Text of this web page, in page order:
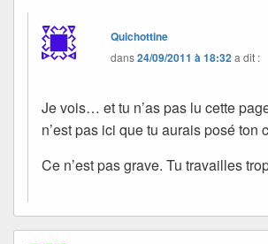
Quichottine
dans24/09/2011 à 18:32a dit :
Je vois… et tu n’as pas lu cette
n’est pas ici que tu aurais posé ton
Ce n’est pas grave. Tu travailles